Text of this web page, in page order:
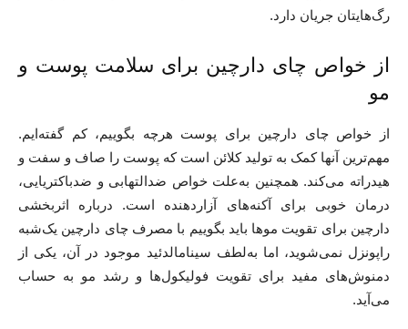
رگ‌هایتان جریان دارد.
از خواص چای دارچین برای سلامت پوست و
مو
از خواص چای دارچین برای پوست هرچه بگوییم، کم گفته‌ایم.
مهم‌ترین آنها کمک به تولید کلائن است که پوست را صاف و سفت و
هیدراته می‌کند. همچنین به‌علت خواص ضدالتهابی و ضدباکتریایی،
درمان خوبی برای آکنه‌های آزاردهنده است. درباره اثربخشی
دارچین برای تقویت موها باید بگوییم با‌ مصرف چای دارچین یک‌شبه
راپونزل نمی‌شوید، اما به‌لطف سینامالدئید موجود در آن، یکی از
دمنوش‌های مفید برای تقویت فولیکول‌ها و رشد مو به‌ حساب
می‌آید.